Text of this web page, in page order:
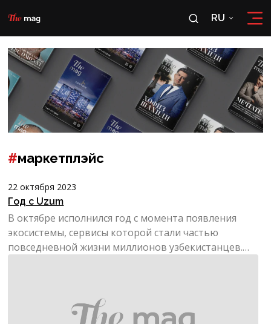
RU
RU
OʻZ
#маркетплэйс
22 октября 2023
Год с Uzum
В октябре исполнился год с момента появления
экосистемы, сервисы которой стали частью
повседневной жизни миллионов узбекистанцев.